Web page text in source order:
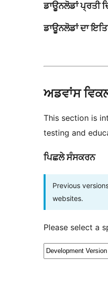
ਡਾਊਨਲੋਡਾਂ ਪ੍ਰਤੀ
ਡਾਊਨਲੋਡਾਂ ਦਾ
ਅਡਵਾਂਸ
This section is
testing and
ਪਿਛਲੇ ਸੰਸਕਰਨ
Previous
websites.
Please select a